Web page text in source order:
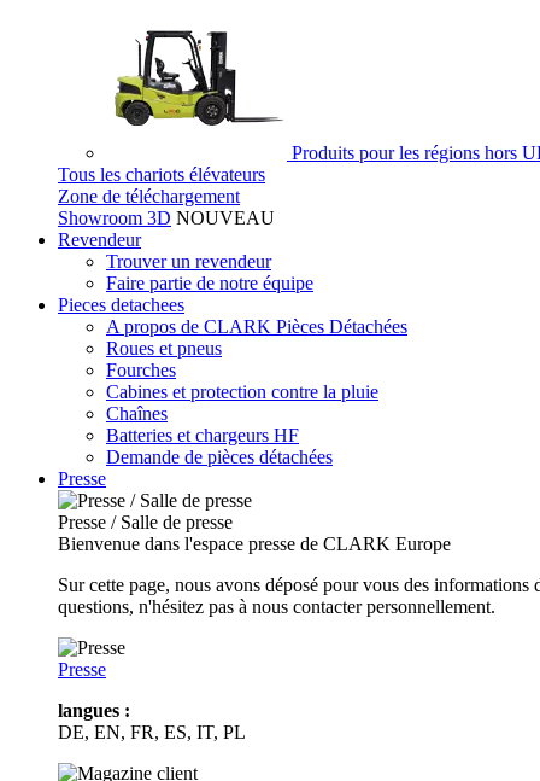
Produits pour les régions hors
Tous les chariots élévateurs
Zone de téléchargement
Showroom 3D NOUVEAU
Revendeur
Trouver un revendeur
Faire partie de notre équipe
Pieces detachees
A propos de CLARK Pièces Détachées
Roues et pneus
Fourches
Cabines et protection contre la pluie
Chaînes
Batteries et chargeurs HF
Demande de pièces détachées
Presse
Presse / Salle de presse
Bienvenue dans l'espace presse de CLARK Europe
Sur cette page, nous avons déposé pour vous des
questions, n'hésitez pas à nous contacter personnellement.
Presse
langues :
DE, EN, FR, ES, IT, PL